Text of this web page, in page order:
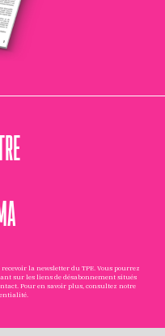
la newsletter du TPE. Vous pourrez
sur les liens de désabonnement situés
. Pour en savoir plus, consultez notre
.